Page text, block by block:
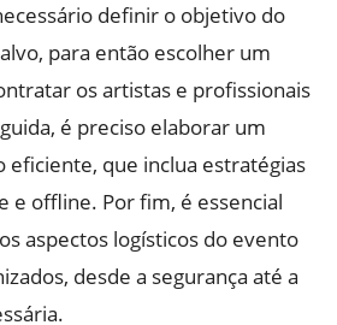
definir o objetivo do
para então escolher um
os artistas e profissionais
é preciso elaborar um
eficiente, que inclua estratégias
e offline. Por fim, é essencial
aspectos logísticos do evento
desde a segurança até a